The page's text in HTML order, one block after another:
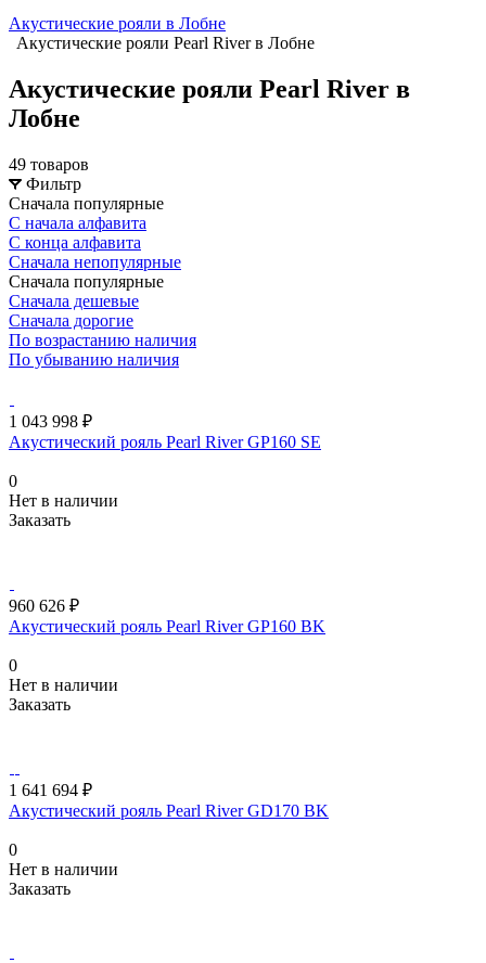
Акустические рояли в Лобне
Акустические рояли Pearl River в Лобне
Акустические рояли Pearl River в
Лобне
49 товаров
Фильтр
Сначала популярные
С начала алфавита
С конца алфавита
Сначала непопулярные
Сначала популярные
Сначала дешевые
Сначала дорогие
По возрастанию наличия
По убыванию наличия
1 043 998 ₽
Акустический рояль Pearl River GP160 SE
0
Нет в наличии
Заказать
960 626 ₽
Акустический рояль Pearl River GP160 BK
0
Нет в наличии
Заказать
1 641 694 ₽
Акустический рояль Pearl River GD170 BK
0
Нет в наличии
Заказать